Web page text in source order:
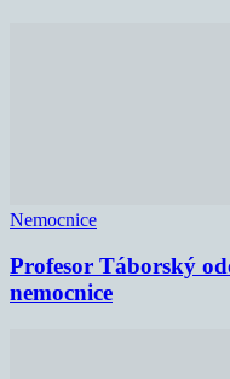
Nemocnice
Profesor Táborský
nemocnice